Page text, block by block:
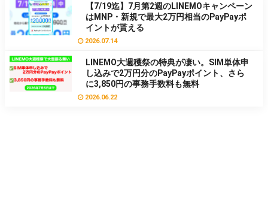
【7/19迄】7月第2週のLINEMOキャンペーン
はMNP・新規で最大2万円相当のPayPayポ
イントが貰える
2026.07.14
LINEMO大週穫祭の特典が凄い。SIM単体申
し込みで2万円分のPayPayポイント、さら
に3,850円の事務手数料も無料
2026.06.22